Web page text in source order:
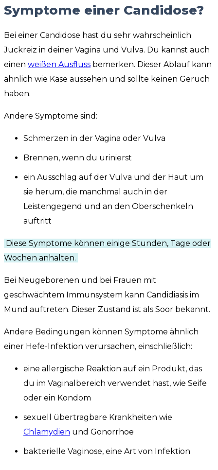
Symptome einer Candidose?
Bei einer Candidose hast du sehr wahrscheinlich
Juckreiz in deiner Vagina und Vulva. Du kannst auch
einen weißen Ausfluss bemerken. Dieser Ablauf kann
ähnlich wie Käse aussehen und sollte keinen Geruch
haben.
Andere Symptome sind:
Schmerzen in der Vagina oder Vulva
Brennen, wenn du urinierst
ein Ausschlag auf der Vulva und der Haut um
sie herum, die manchmal auch in der
Leistengegend und an den Oberschenkeln
auftritt
Diese Symptome können einige Stunden, Tage oder
Wochen anhalten.
Bei Neugeborenen und bei Frauen mit
geschwächtem Immunsystem kann Candidiasis im
Mund auftreten. Dieser Zustand ist als Soor bekannt.
Andere Bedingungen können Symptome ähnlich
einer Hefe-Infektion verursachen, einschließlich:
eine allergische Reaktion auf ein Produkt, das
du im Vaginalbereich verwendet hast, wie Seife
oder ein Kondom
sexuell übertragbare Krankheiten wie
Chlamydien und Gonorrhoe
bakterielle Vaginose, eine Art von Infektion